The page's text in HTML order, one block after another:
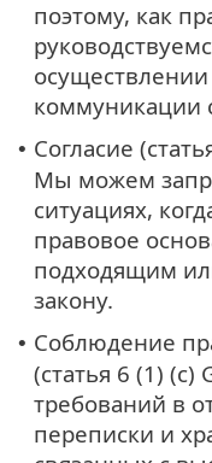
поэтому, как
коммуникации
• Согласие
Мы можем
ситуациях,
правовое
подходящим
закону.
• Соблюдение
(статья 6 (1) (c)
требований в
переписки и